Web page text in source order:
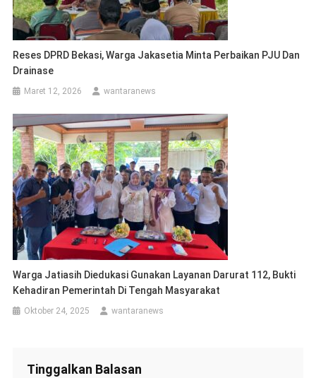
Reses DPRD Bekasi, Warga Jakasetia Minta Perbaikan PJU Dan
Drainase
Maret 12, 2026 wantaranews
Warga Jatiasih Diedukasi Gunakan Layanan Darurat 112, Bukti
Kehadiran Pemerintah Di Tengah Masyarakat
Oktober 24, 2025 wantaranews
Tinggalkan Balasan